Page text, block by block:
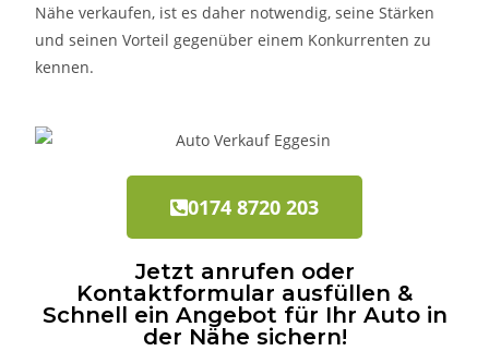
Nähe verkaufen, ist es daher notwendig, seine Stärken
und seinen Vorteil gegenüber einem Konkurrenten zu
kennen.
0174 8720 203
Jetzt anrufen oder
Kontaktformular ausfüllen &
Schnell ein Angebot für Ihr Auto in
der Nähe sichern!